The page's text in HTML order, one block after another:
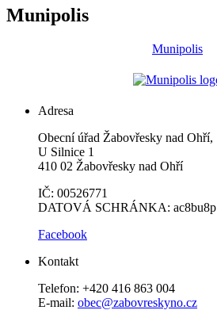
Munipolis
Munipolis
Adresa
Obecní úřad Žabovřesky nad Ohří,
U Silnice 1
410 02 Žabovřesky nad Ohří
IČ: 00526771
DATOVÁ SCHRÁNKA: ac8bu8p
Facebook
Kontakt
Telefon: +420 416 863 004
E-mail: obec@zabovreskyno.cz